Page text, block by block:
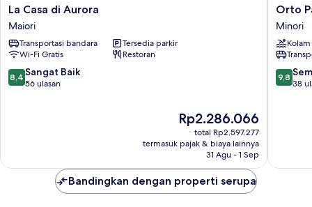
La
Casa
di
Aurora
Maiori
La Casa di Aurora
Maiori
Transportasi bandara
Tersedia parkir
Wi-Fi Gratis
Restoran
8.4
dari
8,4 Sangat Baik
56 ulasan
Harga
sekarang
Rp2.286.066
Rp2.286.066
total Rp2.597.277
termasuk pajak & biaya lainnya
31 Agu - 1 Sep
Orto
Paradiso
Minori
Orto
Minori
9.8
dari
9,8
38
Bandingkan dengan properti serupa